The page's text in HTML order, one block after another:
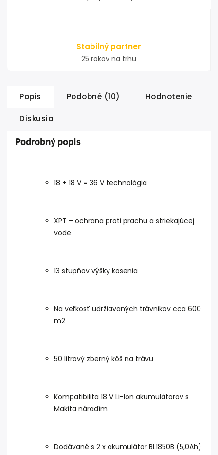
Stabilný partner
25 rokov na trhu
Popis Podobné (10) Hodnotenie
Diskusia
Podrobný popis
18 + 18 V = 36 V technológia
XPT – ochrana proti prachu a striekajúcej
vode
13 stupňov výšky kosenia
Na veľkosť udržiavaných trávnikov cca 600
m2
50 litrový zberný kôš na trávu
Kompatibilita 18 V Li-Ion akumulátorov s
Makita náradím
Dodávané s 2 x akumulátor BL1850B (5,0Ah)